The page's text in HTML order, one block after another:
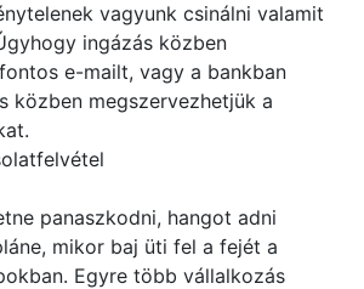
vagyunk csinálni valamit
ingázás közben
e-mailt, vagy a bankban
közben megszervezhetjük a
panaszkodni, hangot adni
mikor baj üti fel a fejét a
Egyre több vállalkozás